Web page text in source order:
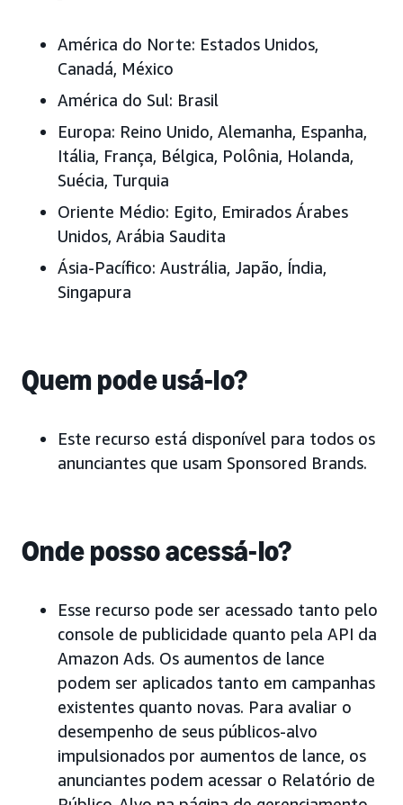
América do Norte: Estados Unidos,
Canadá, México
América do Sul: Brasil
Europa: Reino Unido, Alemanha, Espanha,
Itália, França, Bélgica, Polônia, Holanda,
Suécia, Turquia
Oriente Médio: Egito, Emirados Árabes
Unidos, Arábia Saudita
Ásia-Pacífico: Austrália, Japão, Índia,
Singapura
Quem pode usá-lo?
Este recurso está disponível para todos os
anunciantes que usam Sponsored Brands.
Onde posso acessá-lo?
Esse recurso pode ser acessado tanto pelo
console de publicidade quanto pela API da
Amazon Ads. Os aumentos de lance
podem ser aplicados tanto em campanhas
existentes quanto novas. Para avaliar o
desempenho de seus públicos-alvo
impulsionados por aumentos de lance, os
anunciantes podem acessar o Relatório de